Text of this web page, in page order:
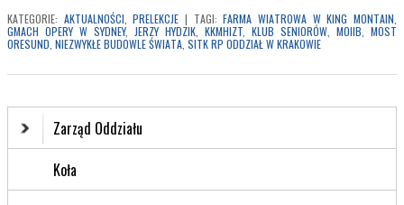
KATEGORIE: AKTUALNOŚCI ,PRELEKCJE | TAGI: FARMA WIATROWA W KING MONTAIN
GMACH OPERY W SYDNEY, JERZY HYDZIK KKMHIZT KLUB SENIORÓW MOIIB
MOST
ORESUND NIEZWYKŁE BUDOWLE ŚWIATA SITK RP ODDZIAŁ W KRAKOWIE
Zarząd Oddziału
Koła